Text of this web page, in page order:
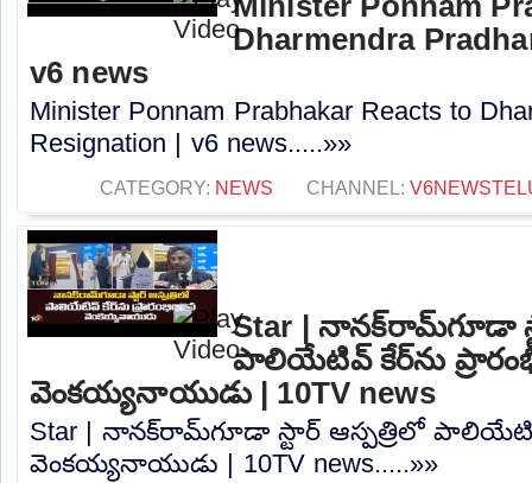
Dharmendra
v6 news
Minister Ponnam Prabhakar Reacts to
Resignation | v6 news.....»»
CATEGORY: NEWS CHANNEL:
Star | నానక్‌రామ్‌గూడా
పాలియేటివ్ కేర్‌ను
వెంకయ్యనాయుడు | 10TV news
Star | నానక్‌రామ్‌గూడా స్టార్ ఆస్పత్రిలో
వెంకయ్యనాయుడు | 10TV news.....»»